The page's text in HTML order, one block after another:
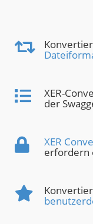
XER-
der
XER
erfordern